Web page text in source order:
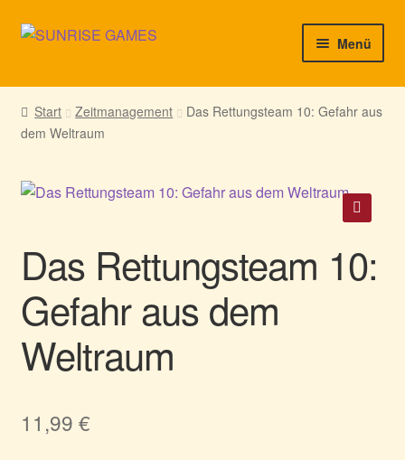
Zur
Zum
Menü
► Startseite
► Neuigkeiten von uns
► Support/Hilfe
Start Zeitmanagement
Das Rettungsteam 10: Gefahr aus
dem Weltraum
Das Rettungsteam 10:
Gefahr aus dem
Weltraum
11,99 €